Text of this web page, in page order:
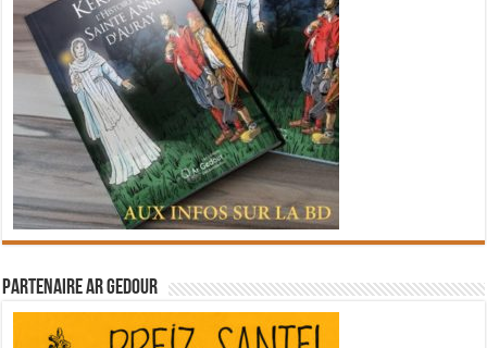
Partenaire Ar Gedour